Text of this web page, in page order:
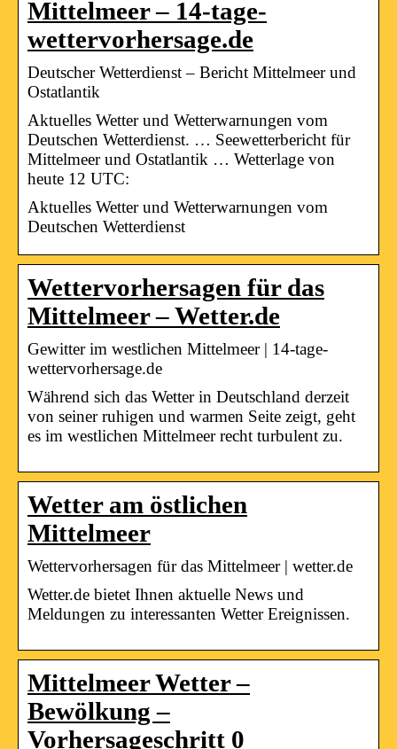
Mittelmeer – 14-tage-
wettervorhersage.de
Deutscher Wetterdienst – Bericht Mittelmeer und
Ostatlantik
Aktuelles Wetter und Wetterwarnungen vom
Deutschen Wetterdienst. … Seewetterbericht für
Mittelmeer und Ostatlantik … Wetterlage von
heute 12 UTC:
Aktuelles Wetter und Wetterwarnungen vom
Deutschen Wetterdienst
Wettervorhersagen für das
Mittelmeer – Wetter.de
Gewitter im westlichen Mittelmeer | 14-tage-
wettervorhersage.de
Während sich das Wetter in Deutschland derzeit
von seiner ruhigen und warmen Seite zeigt, geht
es im westlichen Mittelmeer recht turbulent zu.
Wetter am östlichen
Mittelmeer
Wettervorhersagen für das Mittelmeer | wetter.de
Wetter.de bietet Ihnen aktuelle News und
Meldungen zu interessanten Wetter Ereignissen.
Mittelmeer Wetter –
Bewölkung –
Vorhersageschritt 0